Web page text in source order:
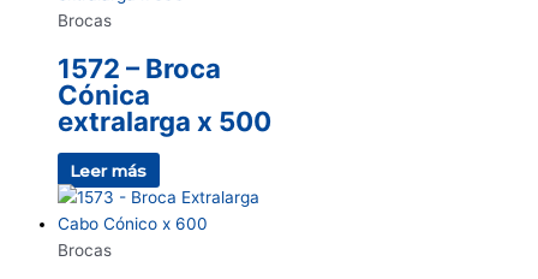
Brocas
1572 – Broca
Cónica
extralarga x 500
Leer más
Brocas